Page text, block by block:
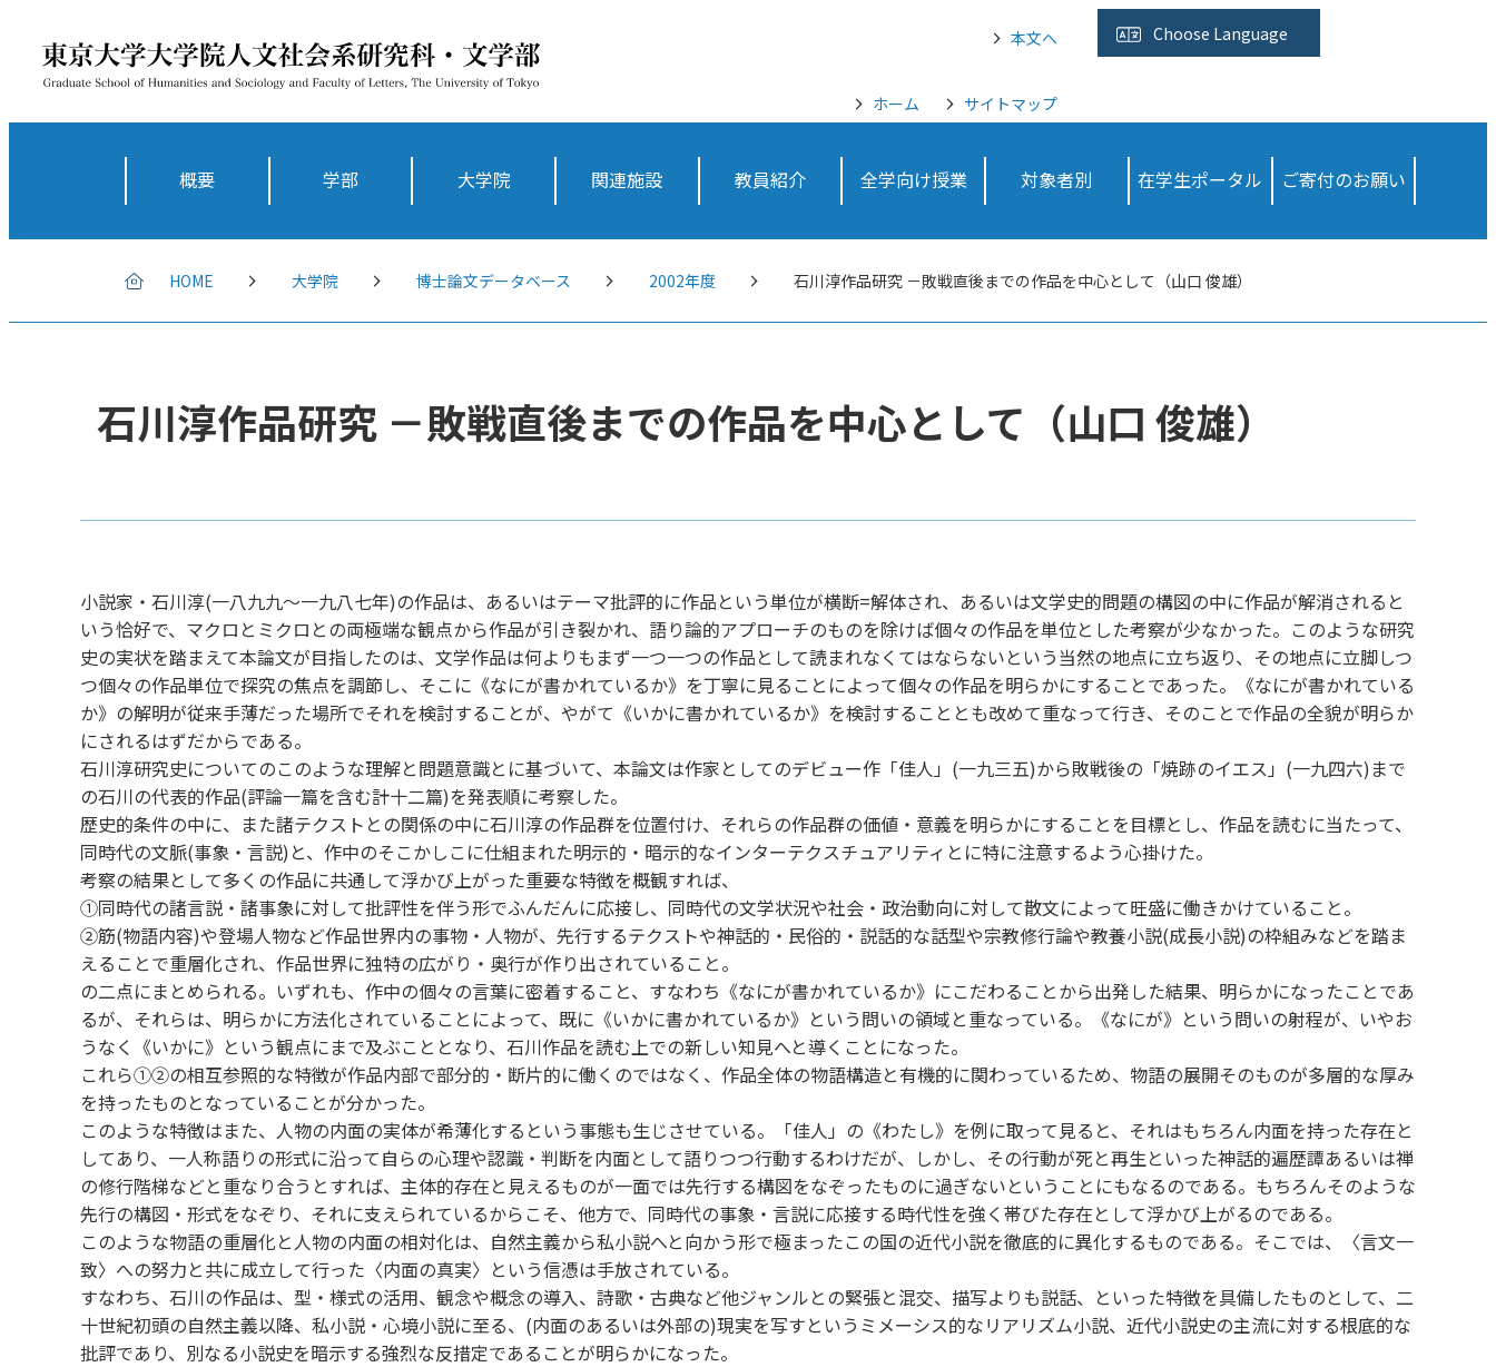
本文へ Choose Language
ホーム サイトマップ
概要 学部 大学院 関連施設 教員紹介 全学向け授業 対象者別 在学生ポータル ご寄付のお願い
HOME 大学院 博士論文データベース 2002年度 石川淳作品研究 －敗戦直後までの作品を中心として（山口 俊雄）
石川淳作品研究 －敗戦直後までの作品を中心として（山口 俊雄）
小説家・石川淳(一八九九～一九八七年)の作品は、あるいはテーマ批評的に作品という単位が横断=解体され、あるいは文学史的問題の構図の中に作品が解消されると
いう恰好で、マクロとミクロとの両極端な観点から作品が引き裂かれ、語り論的アプローチのものを除けば個々の作品を単位とした考察が少なかった。このような研究
史の実状を踏まえて本論文が目指したのは、文学作品は何よりもまず一つ一つの作品として読まれなくてはならないという当然の地点に立ち返り、その地点に立脚しつ
つ個々の作品単位で探究の焦点を調節し、そこに《なにが書かれているか》を丁寧に見ることによって個々の作品を明らかにすることであった。《なにが書かれている
か》の解明が従来手薄だった場所でそれを検討することが、やがて《いかに書かれているか》を検討することとも改めて重なって行き、そのことで作品の全貌が明らか
にされるはずだからである。
石川淳研究史についてのこのような理解と問題意識とに基づいて、本論文は作家としてのデビュー作「佳人」(一九三五)から敗戦後の「焼跡のイエス」(一九四六)まで
の石川の代表的作品(評論一篇を含む計十二篇)を発表順に考察した。
歴史的条件の中に、また諸テクストとの関係の中に石川淳の作品群を位置付け、それらの作品群の価値・意義を明らかにすることを目標とし、作品を読むに当たって、
同時代の文脈(事象・言説)と、作中のそこかしこに仕組まれた明示的・暗示的なインターテクスチュアリティとに特に注意するよう心掛けた。
考察の結果として多くの作品に共通して浮かび上がった重要な特徴を概観すれば、
①同時代の諸言説・諸事象に対して批評性を伴う形でふんだんに応接し、同時代の文学状況や社会・政治動向に対して散文によって旺盛に働きかけていること。
②筋(物語内容)や登場人物など作品世界内の事物・人物が、先行するテクストや神話的・民俗的・説話的な話型や宗教修行論や教養小説(成長小説)の枠組みなどを踏ま
えることで重層化され、作品世界に独特の広がり・奥行が作り出されていること。
の二点にまとめられる。いずれも、作中の個々の言葉に密着すること、すなわち《なにが書かれているか》にこだわることから出発した結果、明らかになったことであ
るが、それらは、明らかに方法化されていることによって、既に《いかに書かれているか》という問いの領域と重なっている。《なにが》という問いの射程が、いやお
うなく《いかに》という観点にまで及ぶこととなり、石川作品を読む上での新しい知見へと導くことになった。
これら①②の相互参照的な特徴が作品内部で部分的・断片的に働くのではなく、作品全体の物語構造と有機的に関わっているため、物語の展開そのものが多層的な厚み
を持ったものとなっていることが分かった。
このような特徴はまた、人物の内面の実体が希薄化するという事態も生じさせている。「佳人」の《わたし》を例に取って見ると、それはもちろん内面を持った存在と
してあり、一人称語りの形式に沿って自らの心理や認識・判断を内面として語りつつ行動するわけだが、しかし、その行動が死と再生といった神話的遍歴譚あるいは禅
の修行階梯などと重なり合うとすれば、主体的存在と見えるものが一面では先行する構図をなぞったものに過ぎないということにもなるのである。もちろんそのような
先行の構図・形式をなぞり、それに支えられているからこそ、他方で、同時代の事象・言説に応接する時代性を強く帯びた存在として浮かび上がるのである。
このような物語の重層化と人物の内面の相対化は、自然主義から私小説へと向かう形で極まったこの国の近代小説を徹底的に異化するものである。そこでは、〈言文一
致〉への努力と共に成立して行った〈内面の真実〉という信憑は手放されている。
すなわち、石川の作品は、型・様式の活用、観念や概念の導入、詩歌・古典など他ジャンルとの緊張と混交、描写よりも説話、といった特徴を具備したものとして、二
十世紀初頭の自然主義以降、私小説・心境小説に至る、(内面のあるいは外部の)現実を写すというミメーシス的なリアリズム小説、近代小説史の主流に対する根底的な
批評であり、別なる小説史を暗示する強烈な反措定であることが明らかになった。